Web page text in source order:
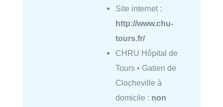
Site internet :
http://www.chu-
tours.fr/
CHRU Hôpital de
Tours • Gatien de
Clocheville à
domicile : non